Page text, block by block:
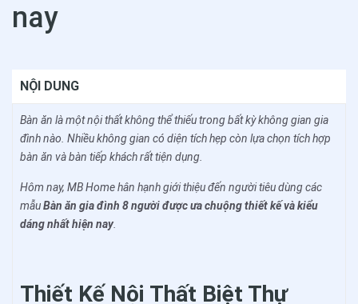
nay
NỘI DUNG
Bàn ăn là một nội thất không thể thiếu trong bất kỳ không gian gia
đình nào. Nhiều không gian có diện tích hẹp còn lựa chọn tích hợp
bàn ăn và bàn tiếp khách rất tiện dụng.
Hôm nay, MB Home hân hạnh giới thiệu đến người tiêu dùng các
mẫuBàn ăn gia đình 8 người được ưa chuộng thiết kế và kiểu
dáng nhất hiện nay.
Thiết Kế Nội Thất Biệt Thự